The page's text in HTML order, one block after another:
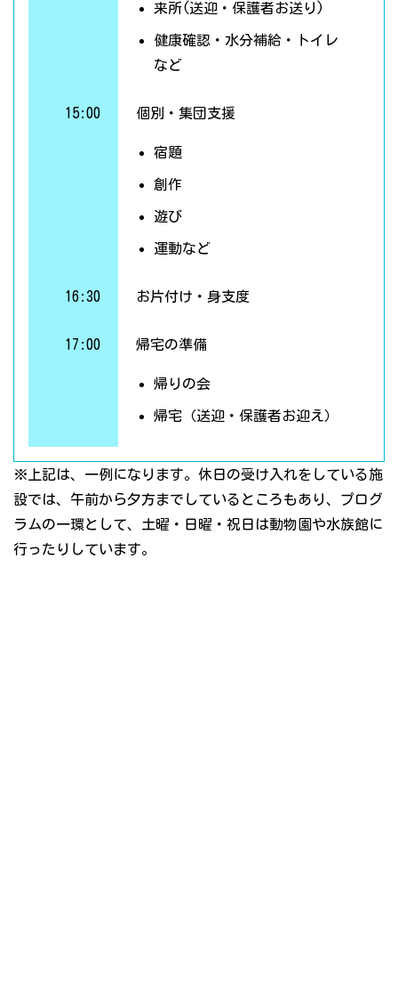
来所(送迎・保護者お送り)
健康確認・水分補給・トイレ
など
15:00 個別・集団支援
宿題
創作
遊び
運動など
16:30 お片付け・身支度
17:00 帰宅の準備
帰りの会
帰宅（送迎・保護者お迎え）
※上記は、一例になります。休日の受け入れをしている施
設では、午前から夕方までしているところもあり、プログ
ラムの一環として、土曜・日曜・祝日は動物園や水族館に
行ったりしています。